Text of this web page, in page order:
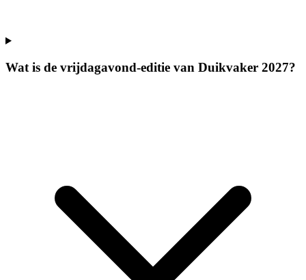
Wat is de vrijdagavond-editie van Duikvaker 2027?